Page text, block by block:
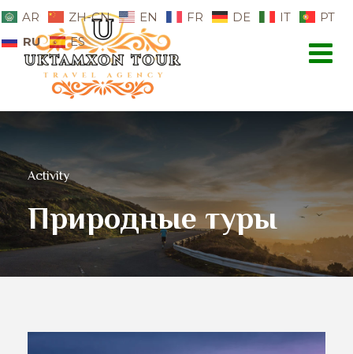
Activity
Природные туры
AR ZH-CN EN FR DE IT
PT
RU
ES